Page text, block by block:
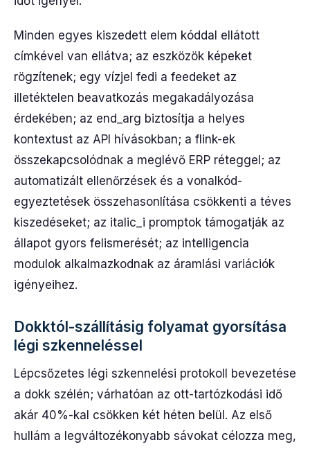
Minden egyes kiszedett elem kóddal ellátott
címkével van ellátva; az eszközök képeket
rögzítenek; egy vízjel fedi a feedeket az
illetéktelen beavatkozás megakadályozása
érdekében; az end_arg biztosítja a helyes
kontextust az API hívásokban; a flink-ek
összekapcsolódnak a meglévő ERP réteggel; az
automatizált ellenőrzések és a vonalkód-
egyeztetések összehasonlítása csökkenti a téves
kiszedéseket; az italic_i promptok támogatják az
állapot gyors felismerését; az intelligencia
modulok alkalmazkodnak az áramlási variációk
igényeihez.
Dokktól-szállításig folyamat gyorsítása
légi szkenneléssel
Lépcsőzetes légi szkennelési protokoll bevezetése
a dokk szélén; várhatóan az ott-tartózkodási idő
akár 40%-kal csökken két héten belül. Az első
hullám a legváltozékonyabb sávokat célozza meg,